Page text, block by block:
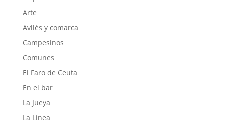
Arte
Avilés y comarca
Campesinos
Comunes
El Faro de Ceuta
En el bar
La Jueya
La Línea